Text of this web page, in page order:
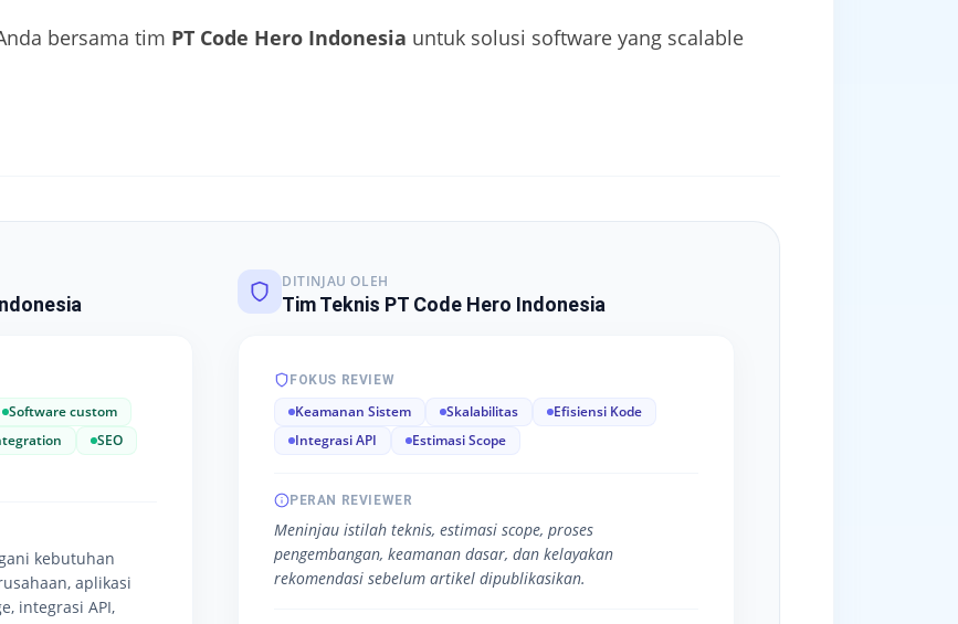
bersama tim PT Code Hero Indonesia untuk solusi software yang scalable
Software custom
SEO
kebutuhan
aplikasi
integrasi API,
DITINJAU OLEH
Tim Teknis PT Code Hero Indonesia
FOKUS REVIEW
Keamanan Sistem Skalabilitas
Efisiensi Kode
Integrasi API
Estimasi Scope
PERAN REVIEWER
Meninjau istilah teknis, estimasi scope, proses
pengembangan, keamanan dasar, dan kelayakan
rekomendasi sebelum artikel dipublikasikan.